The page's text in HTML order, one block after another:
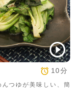
10分
んつゆが美味しい、簡